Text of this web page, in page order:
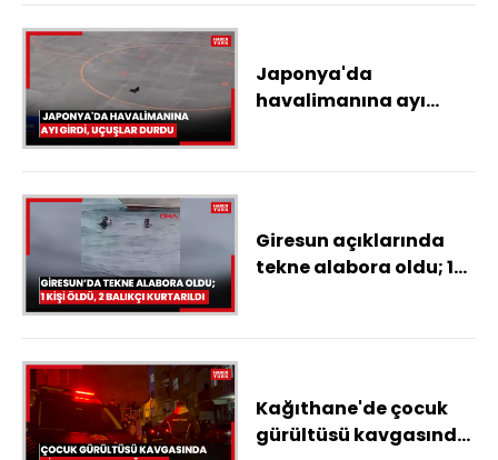
mümkün değil
Japonya'da
havalimanına ayı
Giresun açıklarında
tekne alabora oldu; 1
kamerada
Kağıthane'de çocuk
gürültüsü kavgasında